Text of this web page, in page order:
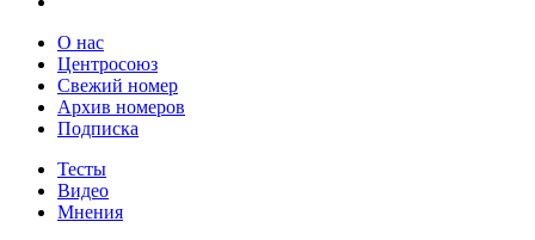
О нас
Центросоюз
Свежий номер
Архив номеров
Подписка
Тесты
Видео
Мнения